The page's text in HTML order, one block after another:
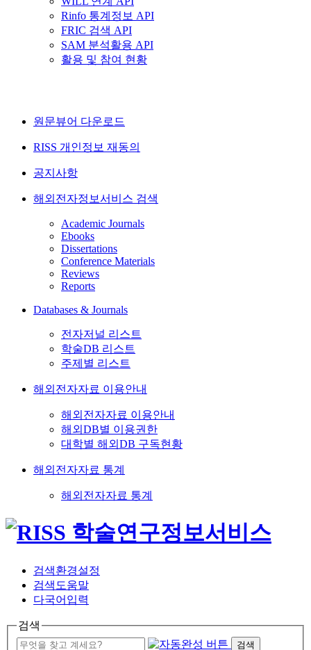
Rinfo 통계정보 API
FRIC 검색 API
SAM 분석활용 API
활용 및 참여 현황
원문뷰어 다운로드
RISS 개인정보 재동의
공지사항
해외전자정보서비스 검색
Academic Journals
Ebooks
Dissertations
Conference Materials
Reviews
Reports
Databases & Journals
전자저널 리스트
학술DB 리스트
주제별 리스트
해외전자자료 이용안내
해외전자자료 이용안내
해외DB별 이용권한
대학별 해외DB 구독현황
해외전자자료 통계
해외전자자료 통계
검색환경설정
검색도움말
다국어입력
검색
검색